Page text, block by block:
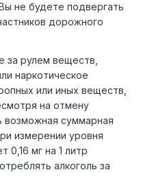
не будете подвергать
дорожного
за рулем веществ,
наркотическое
или иных веществ,
на отмену
возможная суммарная
измерении уровня
0,16 мг на 1 литр
алкоголь за